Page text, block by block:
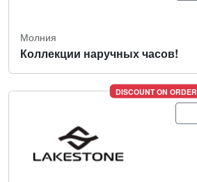
Молния
Коллекции наручных часов!
DISCOUNT ON ORDER